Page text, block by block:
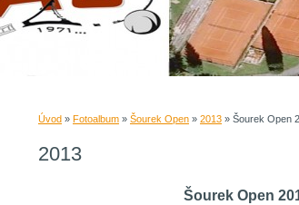
Úvod » Fotoalbum » Šourek Open » 2013 » Šourek Open
2013
Šourek Open